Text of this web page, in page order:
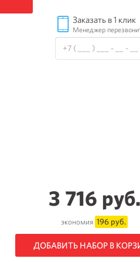
Заказать в 1 клик
Менеджер
3 716 руб.
экономия 196 руб.
ДОБАВИТЬ НАБОР В